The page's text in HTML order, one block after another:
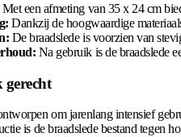
Met een afmeting van 35 x 24 cm
Dankzij de hoogwaardige
De braadslede is voorzien van
Na gebruik is de braadslede
gerecht
om jarenlang intensief
is de braadslede bestand tegen